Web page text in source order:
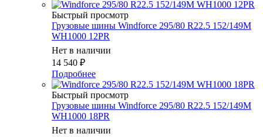
Быстрый просмотр
Грузовые шины Windforce 295/80 R22.5 152/149M
WH1000 12PR
Нет в наличии
14 540 ₽
Подробнее
Быстрый просмотр
Грузовые шины Windforce 295/80 R22.5 152/149M
WH1000 18PR
Нет в наличии